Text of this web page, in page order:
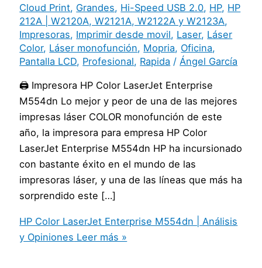
Cloud Print, Grandes, Hi-Speed USB 2.0, HP, HP
212A | W2120A, W2121A, W2122A y W2123A,
Impresoras, Imprimir desde movil, Laser, Láser
Color, Láser monofunción, Mopria, Oficina,
Pantalla LCD, Profesional, Rapida / Ángel García
🖨️ Impresora HP Color LaserJet Enterprise
M554dn Lo mejor y peor de una de las mejores
impresas láser COLOR monofunción de este
año, la impresora para empresa HP Color
LaserJet Enterprise M554dn HP ha incursionado
con bastante éxito en el mundo de las
impresoras láser, y una de las líneas que más ha
sorprendido este […]
HP Color LaserJet Enterprise M554dn | Análisis
y Opiniones Leer más »